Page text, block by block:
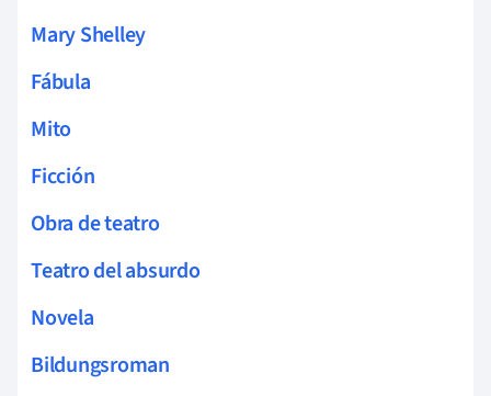
Mary Shelley
Fábula
Mito
Ficción
Obra de teatro
Teatro del absurdo
Novela
Bildungsroman